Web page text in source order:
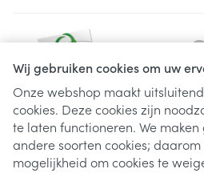
Wij gebruiken cookies om uw
Onze webshop maakt
cookies. Deze cookies zijn
te laten functioneren. We
andere soorten cookies;
mogelijkheid om cookies te
Juridische links